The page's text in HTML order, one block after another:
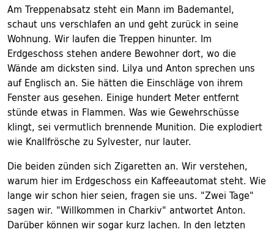
Am Treppenabsatz steht ein Mann im Bademantel,
schaut uns verschlafen an und geht zurück in seine
Wohnung. Wir laufen die Treppen hinunter. Im
Erdgeschoss stehen andere Bewohner dort, wo die
Wände am dicksten sind. Lilya und Anton sprechen uns
auf Englisch an. Sie hätten die Einschläge von ihrem
Fenster aus gesehen. Einige hundert Meter entfernt
stünde etwas in Flammen. Was wie Gewehrschüsse
klingt, sei vermutlich brennende Munition. Die explodiert
wie Knallfrösche zu Sylvester, nur lauter.
Die beiden zünden sich Zigaretten an. Wir verstehen,
warum hier im Erdgeschoss ein Kaffeeautomat steht. Wie
lange wir schon hier seien, fragen sie uns. "Zwei Tage"
sagen wir. "Willkommen in Charkiv" antwortet Anton.
Darüber können wir sogar kurz lachen. In den letzten